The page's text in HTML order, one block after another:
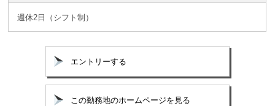
週休2日（シフト制）
エントリーする
この勤務地のホームページを見る